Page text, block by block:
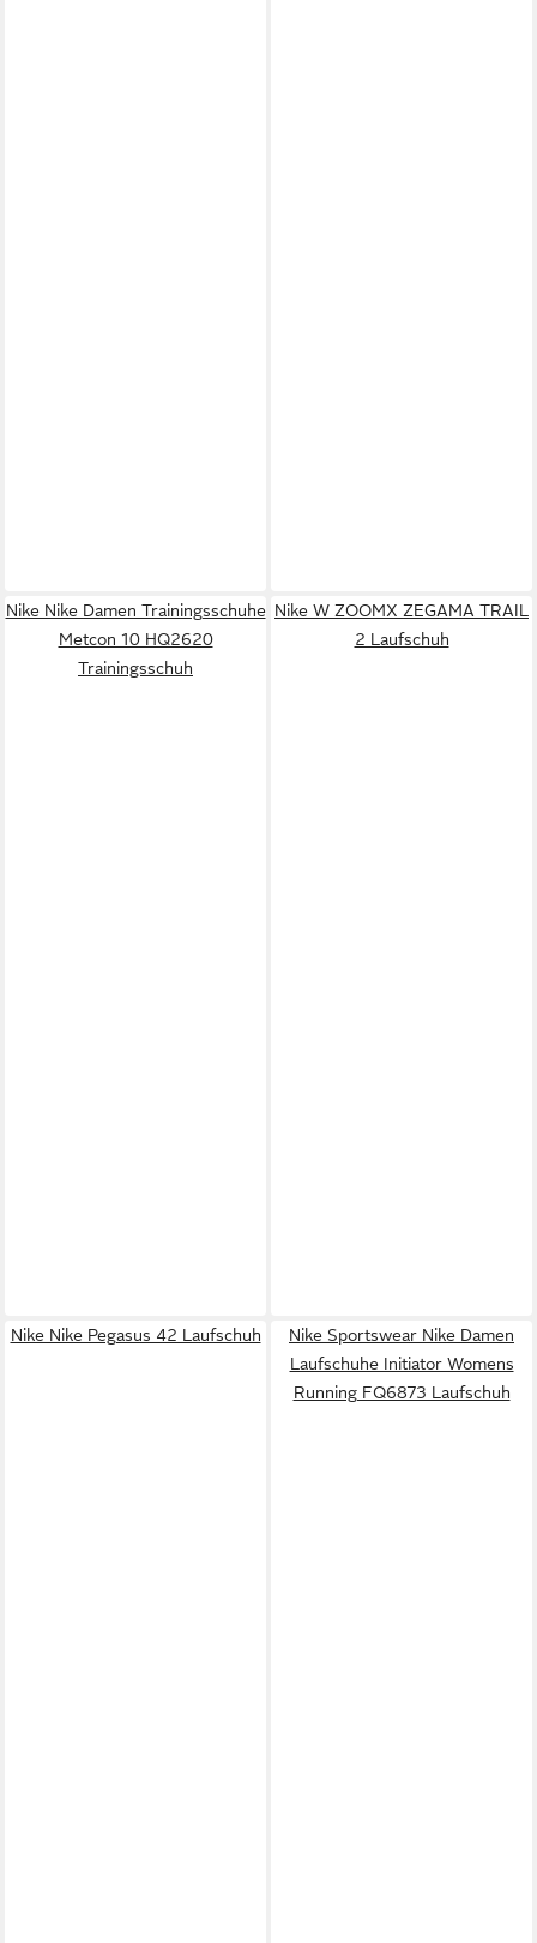
Nike Nike Damen Trainingsschuhe
Metcon 10 HQ2620
Trainingsschuh
Nike W ZOOMX ZEGAMA TRAIL
2 Laufschuh
Nike Nike Pegasus 42 Laufschuh
Nike Sportswear Nike Damen
Laufschuhe Initiator Womens
Running FQ6873 Laufschuh